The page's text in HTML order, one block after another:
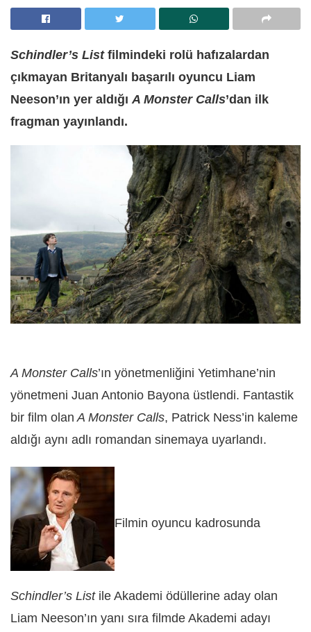
Schindler’s Listfilmindeki rolü hafızalardan
çıkmayan Britanyalı başarılı oyuncu Liam
Neeson’ın yer aldığı A Monster Calls’dan ilk
fragman yayınlandı.
A Monster Calls’ın yönetmenliğini Yetimhane’nin
yönetmeni Juan Antonio Bayona üstlendi. Fantastik
bir film olan A Monster Calls, Patrick Ness’in kaleme
aldığı aynı adlı romandan sinemaya uyarlandı.
Filmin oyuncu kadrosunda
Schindler’s Listile Akademi ödüllerine aday olan
Liam Neeson’ın yanı sıra filmde Akademi adayı